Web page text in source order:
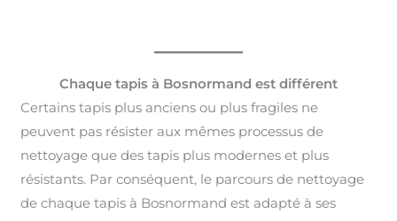
Chaque tapis à Bosnormand est différent
Certains tapis plus anciens ou plus fragiles ne
peuvent pas résister aux mêmes processus de
nettoyage que des tapis plus modernes et plus
résistants. Par conséquent, le parcours de nettoyage
de chaque tapis à Bosnormand est adapté à ses